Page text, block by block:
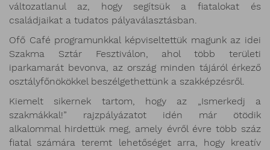
változatlanul az, hogy segítsük a fiatalokat és
családjaikat a tudatos pályaválasztásban.
Ofő Café programunkkal képviseltettük magunk az idei
Szakma Sztár Fesztiválon, ahol több területi
iparkamarát bevonva, az ország minden tájáról érkező
osztályfőnökökkel beszélgethettünk a szakképzésről.
Kiemelt sikernek tartom, hogy az „Ismerkedj a
szakmákkal!” rajzpályázatot idén már ötödik
alkalommal hirdettük meg, amely évről évre több száz
fiatal számára teremt lehetőséget arra, hogy kreatív